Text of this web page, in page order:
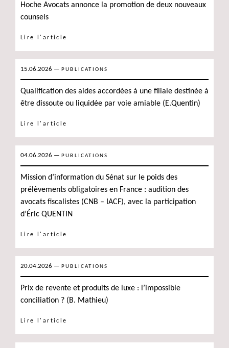
Hoche Avocats annonce la promotion de deux nouveaux
counsels
Lire l'article
15.06.2026 — PUBLICATIONS
Qualification des aides accordées à une filiale destinée à
être dissoute ou liquidée par voie amiable (E.Quentin)
Lire l'article
04.06.2026 — PUBLICATIONS
Mission d’information du Sénat sur le poids des
prélèvements obligatoires en France : audition des
avocats fiscalistes (CNB – IACF), avec la participation
d’Éric QUENTIN
Lire l'article
20.04.2026 — PUBLICATIONS
Prix de revente et produits de luxe : l’impossible
conciliation ? (B. Mathieu)
Lire l'article